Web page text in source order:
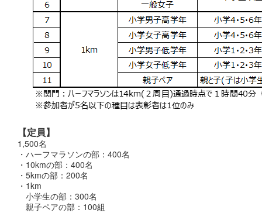
【定員】
1,500名
・ハーフマラソンの部：400名
・10kmの部：400名
・5kmの部：200名
・1km
小学生の部：300名
親子ペアの部：100組